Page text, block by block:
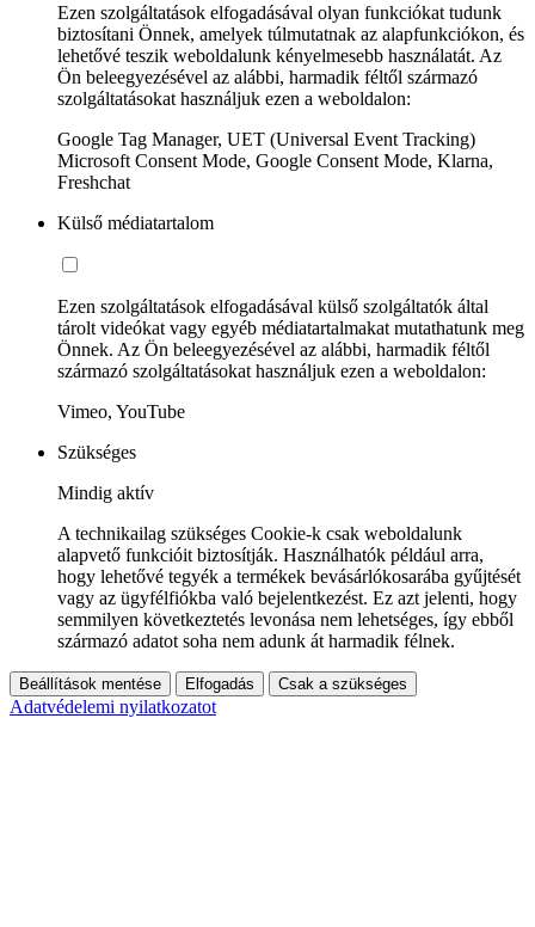
Ezen szolgáltatások elfogadásával olyan funkciókat tudunk
biztosítani Önnek, amelyek túlmutatnak az alapfunkciókon, és
lehetővé teszik weboldalunk kényelmesebb használatát. Az
Ön beleegyezésével az alábbi, harmadik féltől származó
szolgáltatásokat használjuk ezen a weboldalon:
Google Tag Manager, UET (Universal Event Tracking)
Microsoft Consent Mode, Google Consent Mode, Klarna,
Freshchat
Külső médiatartalom
Ezen szolgáltatások elfogadásával külső szolgáltatók által
tárolt videókat vagy egyéb médiatartalmakat mutathatunk meg
Önnek. Az Ön beleegyezésével az alábbi, harmadik féltől
származó szolgáltatásokat használjuk ezen a weboldalon:
Vimeo, YouTube
Szükséges
Mindig aktív
A technikailag szükséges Cookie-k csak weboldalunk
alapvető funkcióit biztosítják. Használhatók például arra,
hogy lehetővé tegyék a termékek bevásárlókosarába gyűjtését
vagy az ügyfélfiókba való bejelentkezést. Ez azt jelenti, hogy
semmilyen következtetés levonása nem lehetséges, így ebből
származó adatot soha nem adunk át harmadik félnek.
Beállítások mentése Elfogadás Csak a szükséges
Adatvédelemi nyilatkozatot